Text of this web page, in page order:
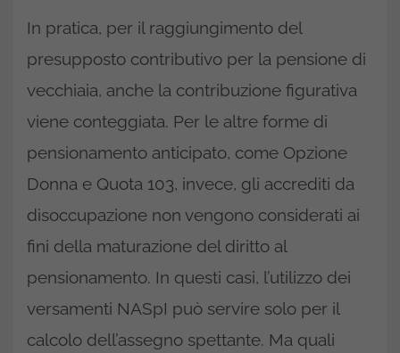
In pratica, per il raggiungimento del
presupposto contributivo per la pensione di
vecchiaia, anche la contribuzione figurativa
viene conteggiata. Per le altre forme di
pensionamento anticipato, come Opzione
Donna e Quota 103, invece, gli accrediti da
disoccupazione non vengono considerati ai
fini della maturazione del diritto al
pensionamento. In questi casi, l’utilizzo dei
versamenti NASpI può servire solo per il
calcolo dell’assegno spettante. Ma quali